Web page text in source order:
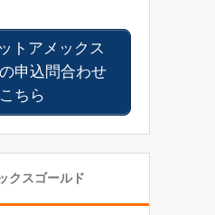
トアメックス
申込問合わせ
ちら
クスゴールド